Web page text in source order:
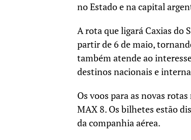
no Estado e na capital
A rota que ligará Caxias do
partir de 6 de maio,
também atende ao
destinos nacionais e
Os voos para as novas
MAX 8. Os bilhetes estão
da companhia aérea.